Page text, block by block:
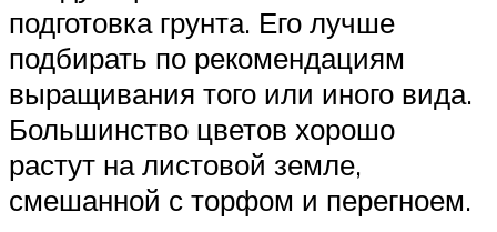
подготовка грунта. Его лучше
подбирать по рекомендациям
выращивания того или иного вида.
Большинство цветов хорошо
растут на листовой земле,
смешанной с торфом и перегноем.